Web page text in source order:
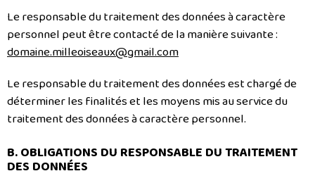
Le responsable du traitement des données à caractère
personnel peut être contacté de la manière suivante :
domaine.milleoiseaux@gmail.com
Le responsable du traitement des données est chargé de
déterminer les finalités et les moyens mis au service du
traitement des données à caractère personnel.
B. OBLIGATIONS DU RESPONSABLE DU TRAITEMENT
DES DONNÉES